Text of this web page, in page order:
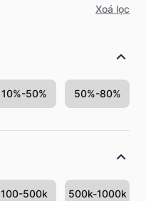
Xoá lọc
10%-50% 50%-80%
100-500k 500k-1000k